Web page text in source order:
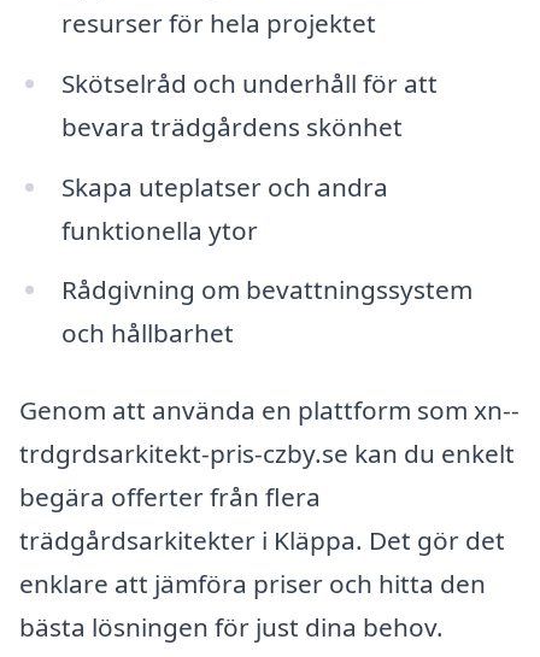
resurser för hela projektet
Skötselråd och underhåll för att
bevara trädgårdens skönhet
Skapa uteplatser och andra
funktionella ytor
Rådgivning om bevattningssystem
och hållbarhet
Genom att använda en plattform som xn--
trdgrdsarkitekt-pris-czby.se kan du enkelt
begära offerter från flera
trädgårdsarkitekter i Kläppa. Det gör det
enklare att jämföra priser och hitta den
bästa lösningen för just dina behov.